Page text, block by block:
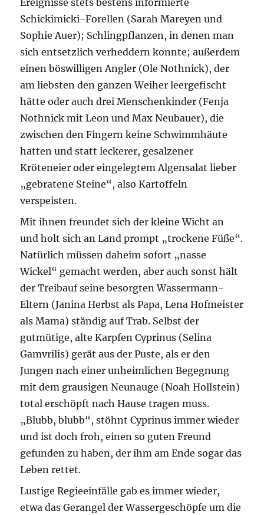
Schickimicki-Forellen (Sarah Mareyen und
Sophie Auer); Schlingpflanzen, in denen man
sich entsetzlich verheddern konnte; außerdem
einen böswilligen Angler (Ole Nothnick), der
am liebsten den ganzen Weiher leergefischt
hätte oder auch drei Menschenkinder (Fenja
Nothnick mit Leon und Max Neubauer), die
zwischen den Fingern keine Schwimmhäute
hatten und statt leckerer, gesalzener
Kröteneier oder eingelegtem Algensalat lieber
„gebratene Steine“, also Kartoffeln
verspeisten.
Mit ihnen freundet sich der kleine Wicht an
und holt sich an Land prompt „trockene Füße“.
Natürlich müssen daheim sofort „nasse
Wickel“ gemacht werden, aber auch sonst hält
der Treibauf seine besorgten Wassermann-
Eltern (Janina Herbst als Papa, Lena Hofmeister
als Mama) ständig auf Trab. Selbst der
gutmütige, alte Karpfen Cyprinus (Selina
Gamvrilis) gerät aus der Puste, als er den
Jungen nach einer unheimlichen Begegnung
mit dem grausigen Neunauge (Noah Hollstein)
total erschöpft nach Hause tragen muss.
„Blubb, blubb“, stöhnt Cyprinus immer wieder
und ist doch froh, einen so guten Freund
gefunden zu haben, der ihm am Ende sogar das
Leben rettet.
Lustige Regieeinfälle gab es immer wieder,
etwa das Gerangel der Wassergeschöpfe um die